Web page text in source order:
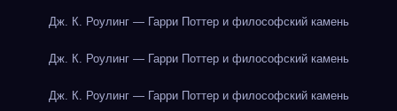
Дж. К. Роулинг — Гарри Поттер и философский камень
Дж. К. Роулинг — Гарри Поттер и философский камень
Дж. К. Роулинг — Гарри Поттер и философский камень